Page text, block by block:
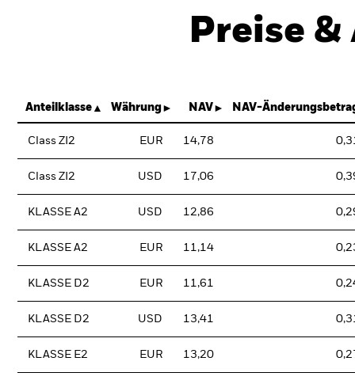
Preise
Anteilklasse Währung NAV NAV-
Class ZI2 EUR 14,78
Class ZI2 USD 17,06
KLASSE A2 USD 12,86
KLASSE A2 EUR 11,14
KLASSE D2 EUR 11,61
KLASSE D2 USD 13,41
KLASSE E2 EUR 13,20